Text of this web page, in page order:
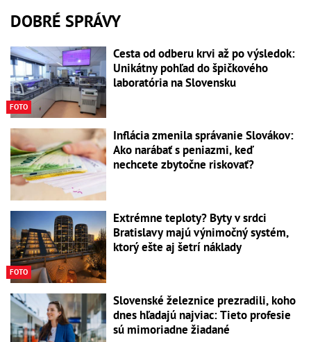
DOBRÉ SPRÁVY
FOTO
Cesta od odberu krvi až po výsledok:
Unikátny pohľad do špičkového
laboratória na Slovensku
Inflácia zmenila správanie Slovákov:
Ako narábať s peniazmi, keď
nechcete zbytočne riskovať?
FOTO
Extrémne teploty? Byty v srdci
Bratislavy majú výnimočný systém,
ktorý ešte aj šetrí náklady
Slovenské železnice prezradili, koho
dnes hľadajú najviac: Tieto profesie
sú mimoriadne žiadané